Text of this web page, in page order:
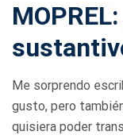
T
D
Me sorprendo
gusto, pero
quisiera poder